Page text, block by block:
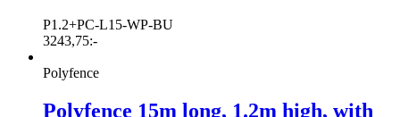
P1.2+PC-L15-WP-BU
3243,75:-
Polyfence
Polyfence 15m long, 1.2m high, with